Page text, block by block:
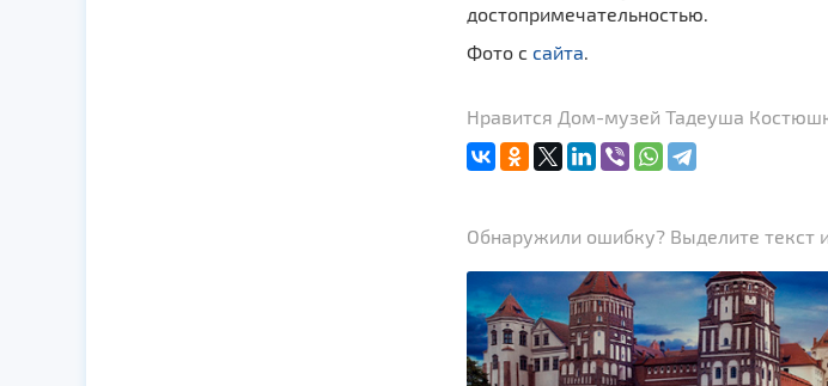
достопримечательностью.
Фото с сайта.
Нравится Дом-музей Тадеуша
Обнаружили ошибку? Выделите текст